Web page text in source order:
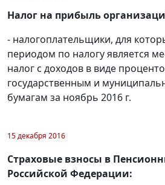
Налог на прибыль
- налогоплательщики, для
периодом по налогу является
налог с доходов в виде
государственным и
бумагам за ноябрь 2016 г.
15 декабря 2016
Страховые взносы в
Российской Федерации: